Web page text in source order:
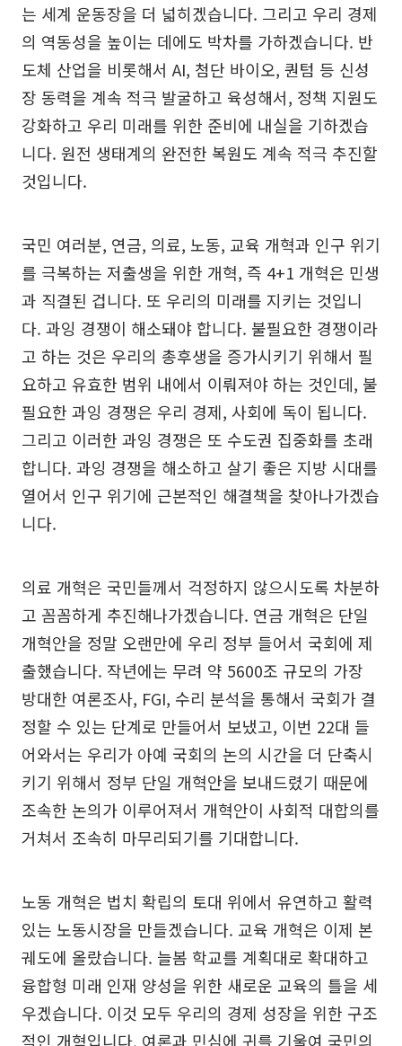
는 세계 운동장을 더 넓히겠습니다. 그리고 우리 경제
의 역동성을 높이는 데에도 박차를 가하겠습니다. 반
도체 산업을 비롯해서 AI, 첨단 바이오, 퀀텀 등 신성
장 동력을 계속 적극 발굴하고 육성해서, 정책 지원도
강화하고 우리 미래를 위한 준비에 내실을 기하겠습
니다. 원전 생태계의 완전한 복원도 계속 적극 추진할
것입니다.
국민 여러분, 연금, 의료, 노동, 교육 개혁과 인구 위기
를 극복하는 저출생을 위한 개혁, 즉 4+1 개혁은 민생
과 직결된 겁니다. 또 우리의 미래를 지키는 것입니
다. 과잉 경쟁이 해소돼야 합니다. 불필요한 경쟁이라
고 하는 것은 우리의 총후생을 증가시키기 위해서 필
요하고 유효한 범위 내에서 이뤄져야 하는 것인데, 불
필요한 과잉 경쟁은 우리 경제, 사회에 독이 됩니다.
그리고 이러한 과잉 경쟁은 또 수도권 집중화를 초래
합니다. 과잉 경쟁을 해소하고 살기 좋은 지방 시대를
열어서 인구 위기에 근본적인 해결책을 찾아나가겠습
니다.
의료 개혁은 국민들께서 걱정하지 않으시도록 차분하
고 꼼꼼하게 추진해나가겠습니다. 연금 개혁은 단일
개혁안을 정말 오랜만에 우리 정부 들어서 국회에 제
출했습니다. 작년에는 무려 약 5600조 규모의 가장
방대한 여론조사, FGI, 수리 분석을 통해서 국회가 결
정할 수 있는 단계로 만들어서 보냈고, 이번 22대 들
어와서는 우리가 아예 국회의 논의 시간을 더 단축시
키기 위해서 정부 단일 개혁안을 보내드렸기 때문에
조속한 논의가 이루어져서 개혁안이 사회적 대합의를
거쳐서 조속히 마무리되기를 기대합니다.
노동 개혁은 법치 확립의 토대 위에서 유연하고 활력
있는 노동시장을 만들겠습니다. 교육 개혁은 이제 본
궤도에 올랐습니다. 늘봄 학교를 계획대로 확대하고
융합형 미래 인재 양성을 위한 새로운 교육의 틀을 세
우겠습니다. 이것 모두 우리의 경제 성장을 위한 구조
적인 개혁입니다. 여론과 민심에 귀를 기울여 국민의